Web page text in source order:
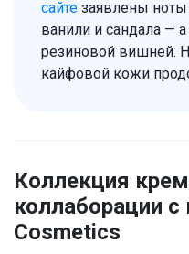
сайте заявлены
ванили и сандала —
резиновой вишней.
кайфовой кожи
Коллекция
коллаборации
Cosmetics